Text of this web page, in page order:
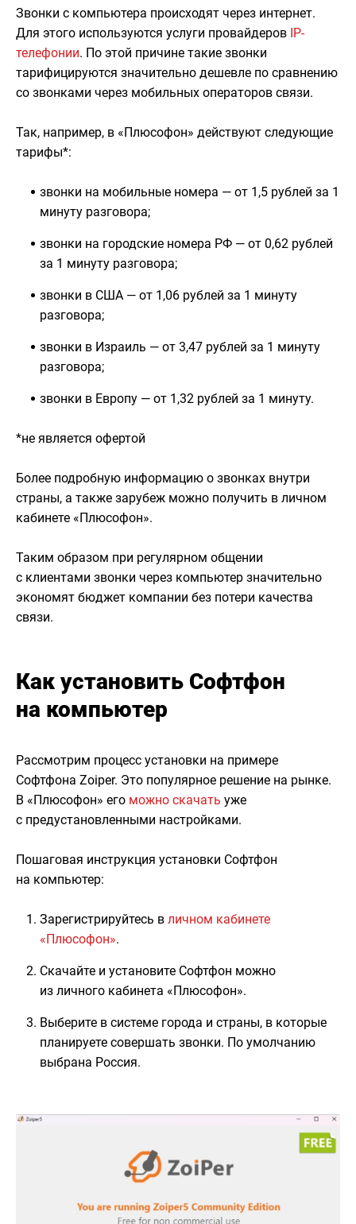
Звонки с компьютера происходят через интернет.
Для этого используются услуги провайдеров IP-
телефонии. По этой причине такие звонки
тарифицируются значительно дешевле по сравнению
со звонками через мобильных операторов связи.
Так, например, в «Плюсофон» действуют следующие
тарифы*:
звонки на мобильные номера — от 1,5 рублей за 1
минуту разговора;
звонки на городские номера РФ — от 0,62 рублей
за 1 минуту разговора;
звонки в США — от 1,06 рублей за 1 минуту
разговора;
звонки в Израиль — от 3,47 рублей за 1 минуту
разговора;
звонки в Европу — от 1,32 рублей за 1 минуту.
*не является офертой
Более подробную информацию о звонках внутри
страны, а также зарубеж можно получить в личном
кабинете «Плюсофон».
Таким образом при регулярном общении
с клиентами звонки через компьютер значительно
экономят бюджет компании без потери качества
связи.
Как установить Софтфон
на компьютер
Рассмотрим процесс установки на примере
Софтфона Zoiper. Это популярное решение на рынке.
В «Плюсофон» его можно скачать уже
с предустановленными настройками.
Пошаговая инструкция установки Софтфон
на компьютер:
Зарегистрируйтесь в личном кабинете
«Плюсофон».
Скачайте и установите Софтфон можно
из личного кабинета «Плюсофон».
Выберите в системе города и страны, в которые
планируете совершать звонки. По умолчанию
выбрана Россия.